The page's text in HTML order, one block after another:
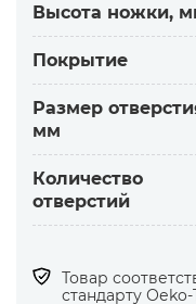
Особенности:
-качественный
изготовление
-устойчивость к
химчистке
-
Важно!
для
-матрицы
-в ином случае
крепления
Высота ножки,
Покрытие
Размер
мм
Количество
отверстий
Товар
стандарту